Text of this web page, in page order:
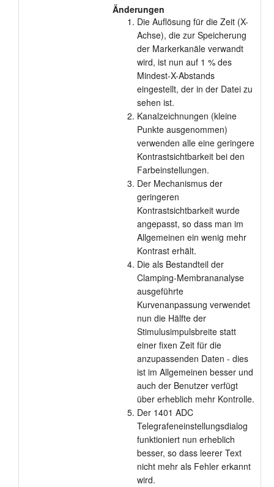
Änderungen
Die Auflösung für die Zeit (X-
Achse), die zur Speicherung
der Markerkanäle verwandt
wird, ist nun auf 1 % des
Mindest-X-Abstands
eingestellt, der in der Datei zu
sehen ist.
Kanalzeichnungen (kleine
Punkte ausgenommen)
verwenden alle eine geringere
Kontrastsichtbarkeit bei den
Farbeinstellungen.
Der Mechanismus der
geringeren
Kontrastsichtbarkeit wurde
angepasst, so dass man im
Allgemeinen ein wenig mehr
Kontrast erhält.
Die als Bestandteil der
Clamping-Membrananalyse
ausgeführte
Kurvenanpassung verwendet
nun die Hälfte der
Stimulusimpulsbreite statt
einer fixen Zeit für die
anzupassenden Daten - dies
ist im Allgemeinen besser und
auch der Benutzer verfügt
über erheblich mehr Kontrolle.
Der 1401 ADC
Telegrafeneinstellungsdialog
funktioniert nun erheblich
besser, so dass leerer Text
nicht mehr als Fehler erkannt
wird.